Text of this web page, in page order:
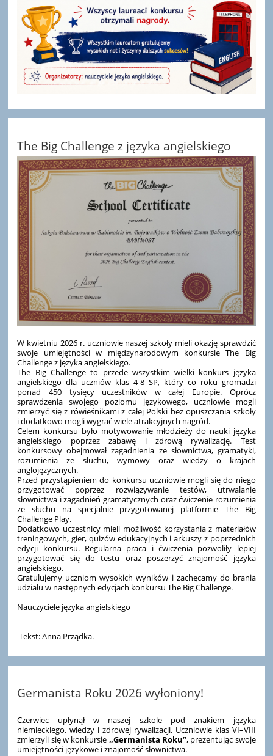
The Big Challenge z języka angielskiego
W kwietniu 2026 r. uczniowie naszej szkoły mieli okazję sprawdzić
swoje umiejętności w międzynarodowym konkursie The Big
Challenge z języka angielskiego.
The Big Challenge to przede wszystkim wielki konkurs języka
angielskiego dla uczniów klas 4-8 SP, który co roku gromadzi
ponad 450 tysięcy uczestników w całej Europie. Oprócz
sprawdzenia swojego poziomu językowego, uczniowie mogli
zmierzyć się z rówieśnikami z całej Polski bez opuszczania szkoły
i dodatkowo mogli wygrać wiele atrakcyjnych nagród.
Celem konkursu było motywowanie młodzieży do nauki języka
angielskiego poprzez zabawę i zdrową rywalizację. Test
konkursowy obejmował zagadnienia ze słownictwa, gramatyki,
rozumienia ze słuchu, wymowy oraz wiedzy o krajach
anglojęzycznych.
Przed przystąpieniem do konkursu uczniowie mogli się do niego
przygotować poprzez rozwiązywanie testów, utrwalanie
słownictwa i zagadnień gramatycznych oraz ćwiczenie rozumienia
ze słuchu na specjalnie przygotowanej platformie The Big
Challenge Play.
Dodatkowo uczestnicy mieli możliwość korzystania z materiałów
treningowych, gier, quizów edukacyjnych i arkuszy z poprzednich
edycji konkursu. Regularna praca i ćwiczenia pozwoliły lepiej
przygotować się do testu oraz poszerzyć znajomość języka
angielskiego.
Gratulujemy uczniom wysokich wyników i zachęcamy do brania
udziału w następnych edycjach konkursu The Big Challenge.
Nauczyciele języka angielskiego
Tekst: Anna Prządka.
Germanista Roku 2026 wyłoniony!
Czerwiec upłynął w naszej szkole pod znakiem języka
niemieckiego, wiedzy i zdrowej rywalizacji. Uczniowie klas VI–VIII
zmierzyli się w konkursie „Germanista Roku”, prezentując swoje
umiejętności językowe i znajomość słownictwa.